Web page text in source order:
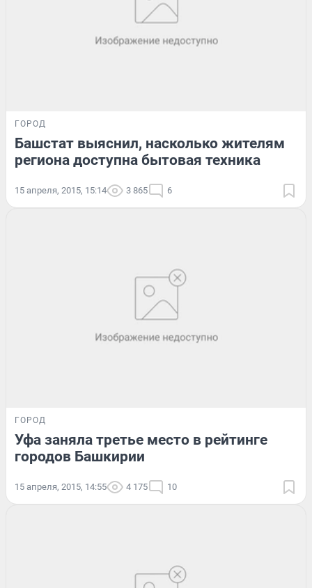
ГОРОД
Башстат выяснил, насколько жителям
региона доступна бытовая техника
15 апреля, 2015, 15:14 3 865 6
ГОРОД
Уфа заняла третье место в рейтинге
городов Башкирии
15 апреля, 2015, 14:55 4 175 10